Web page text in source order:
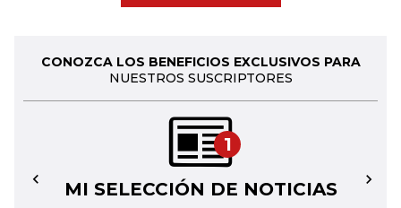
CONOZCA LOS BENEFICIOS EXCLUSIVOS PARA
NUESTROS SUSCRIPTORES
1
MI SELECCIÓN DE NOTICIAS
← →